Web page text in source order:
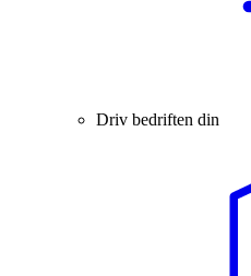
Driv bedriften din